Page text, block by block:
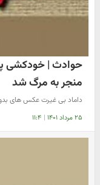
حوادث | خودکشی
منجر به مرگ شد
داماد بی غیرت عکس های
۲۵ مرداد ۱۴۰۱ | ۱۱:۴